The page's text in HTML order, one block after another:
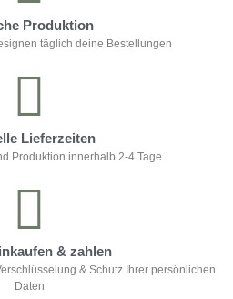
Produktion
täglich deine Bestellungen
Lieferzeiten
Produktion innerhalb 2-4 Tage
& zahlen
& Schutz Ihrer persönlichen
Daten